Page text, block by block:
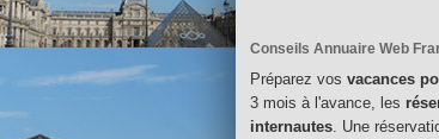
Conseils Annuaire Web
Préparez vos vacances
3 mois à l'avance, les
internautes . Une